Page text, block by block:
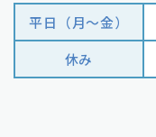
平日（月〜金）
休み